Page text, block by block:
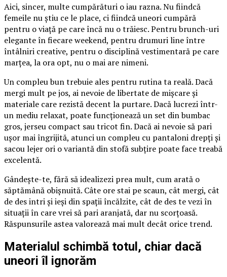
Aici, sincer, multe cumpărături o iau razna. Nu fiindcă
femeile nu știu ce le place, ci fiindcă uneori cumpără
pentru o viață pe care încă nu o trăiesc. Pentru brunch-uri
elegante în fiecare weekend, pentru drumuri line între
întâlniri creative, pentru o disciplină vestimentară pe care
marțea, la ora opt, nu o mai are nimeni.
Un compleu bun trebuie ales pentru rutina ta reală. Dacă
mergi mult pe jos, ai nevoie de libertate de mișcare și
materiale care rezistă decent la purtare. Dacă lucrezi într-
un mediu relaxat, poate funcționează un set din bumbac
gros, jerseu compact sau tricot fin. Dacă ai nevoie să pari
ușor mai îngrijită, atunci un compleu cu pantaloni drepți și
sacou lejer ori o variantă din stofă subțire poate face treabă
excelentă.
Gândește-te, fără să idealizezi prea mult, cum arată o
săptămână obișnuită. Câte ore stai pe scaun, cât mergi, cât
de des intri și ieși din spații încălzite, cât de des te vezi în
situații în care vrei să pari aranjată, dar nu scorțoasă.
Răspunsurile astea valorează mai mult decât orice trend.
Materialul schimbă totul, chiar dacă
uneori îl ignorăm